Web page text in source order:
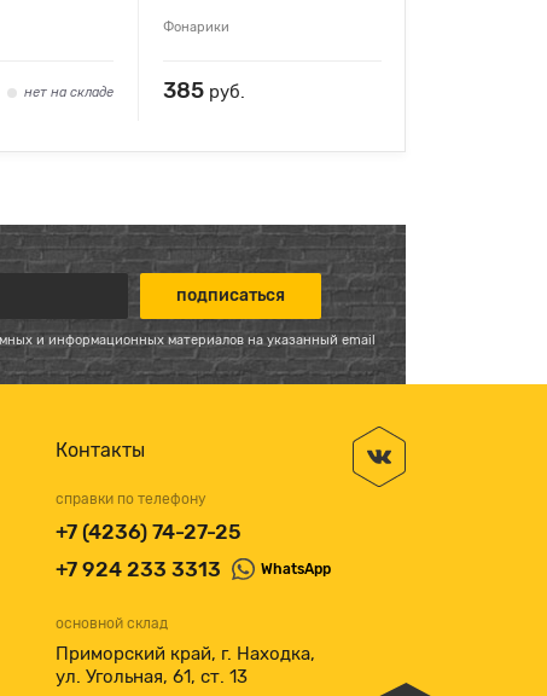
нет на складе
Фонарики
385 руб.
и информационных материалов на указанный email
Контакты
справки по телефону
+7 (4236) 74-27-25
+7 924 233 3313
WhatsApp
основной склад
Приморский край, г. Находка,
ул. Угольная, 61, ст. 13